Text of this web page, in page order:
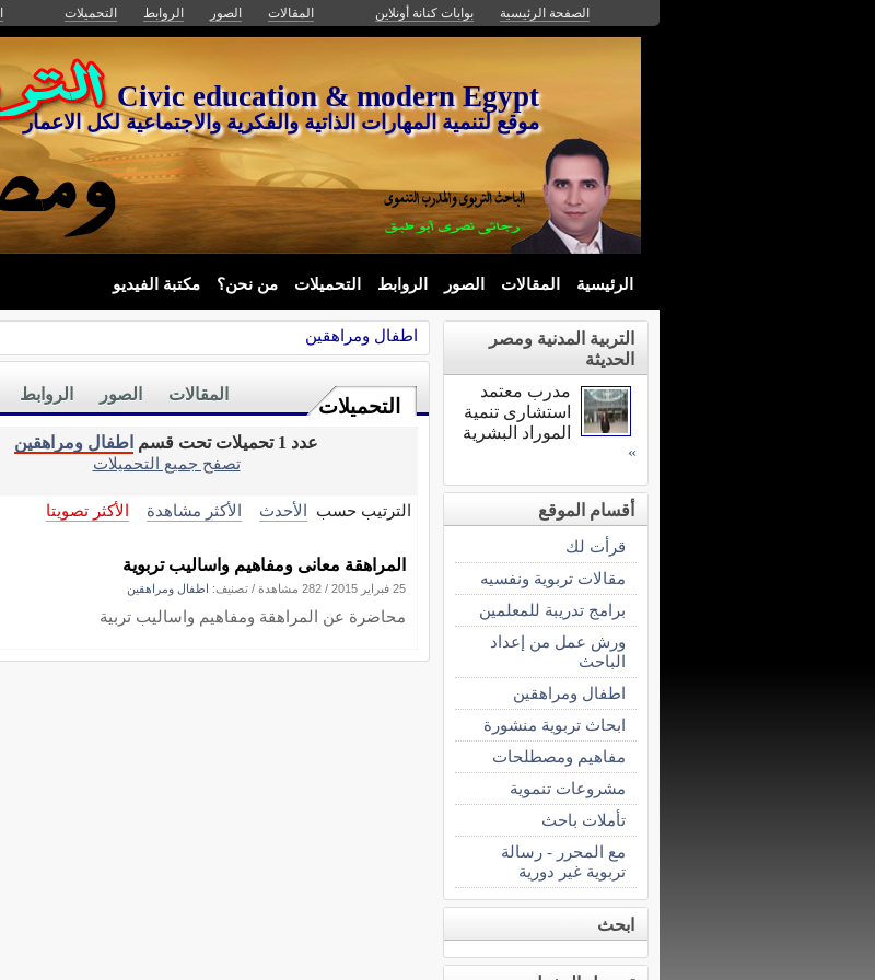
الصفحة الرئيسية بوابات كنانة أونلاين المقالات الصور الروابط التحميلات
Civic education & modern Egypt
موقع لتنمية المهارات الذاتية والفكرية والاجتماعية لكل الاعمار
الرئيسية المقالات الصور الروابط التحميلات من نحن؟ مكتبة الفيديو
اطفال ومراهقين
التحميلات
الروابط الصور المقالات
عدد 1 تحميلات تحت قسم
اطفال ومراهقين
تصفح جميع التحميلات
الترتيب حسب الأحدث الأكثر مشاهدة الأكثر تصويتا
المراهقة معانى ومفاهيم واساليب تربوية
25 فبراير 2015 / 282 مشاهدة / تصنيف: اطفال ومراهقين
محاضرة عن المراهقة ومفاهيم واساليب تربية
التربية المدنية ومصر
الحديثة
مدرب معتمد
استشارى تنمية
الموراد البشرية
»
أقسام الموقع
قرأت لك
مقالات تربوية ونفسيه
برامج تدريبة للمعلمين
ورش عمل من إعداد
الباحث
اطفال ومراهقين
ابحاث تربوية منشورة
مفاهيم ومصطلحات
مشروعات تنموية
تأملات باحث
مع المحرر - رسالة
تربوية غير دورية
ابحث